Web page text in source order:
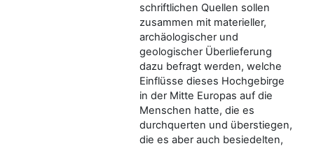
schriftlichen Quellen sollen
zusammen mit materieller,
archäologischer und
geologischer Überlieferung
dazu befragt werden, welche
Einflüsse dieses Hochgebirge
in der Mitte Europas auf die
Menschen hatte, die es
durchquerten und überstiegen,
die es aber auch besiedelten,